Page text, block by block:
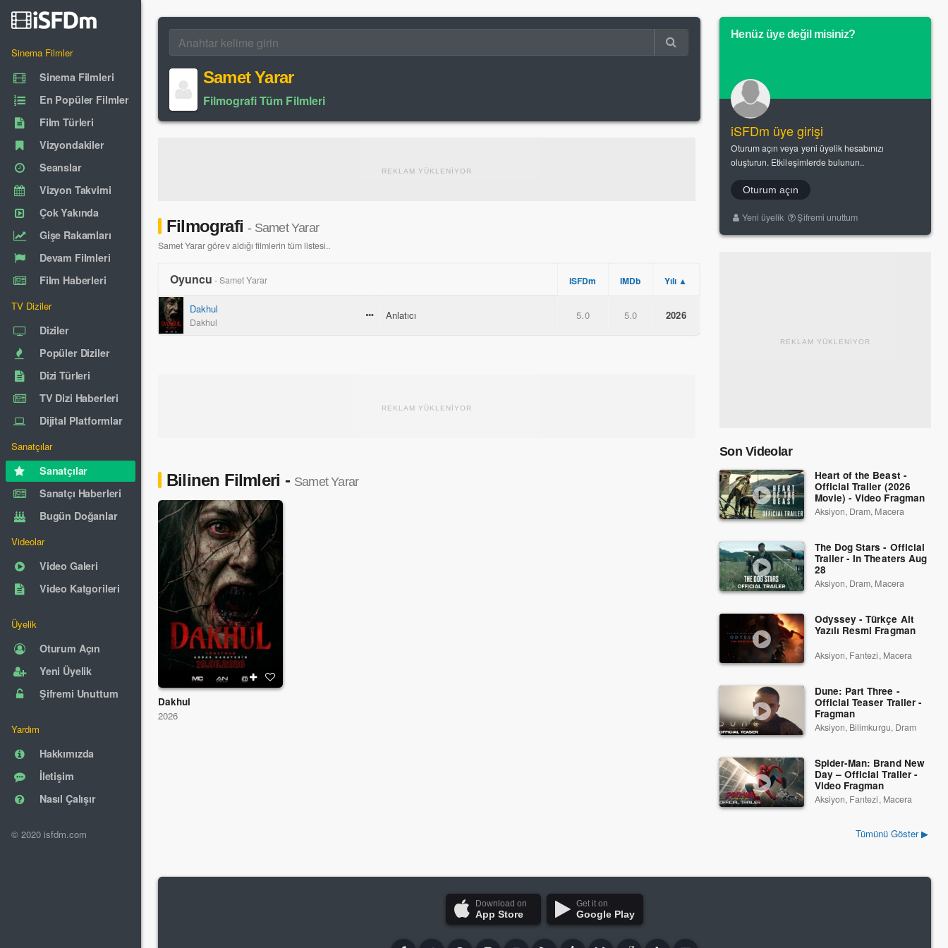
Sinema Filmler
Sinema Filmleri
En Popüler Filmler
Film Türleri
Vizyondakiler
Seanslar
Vizyon Takvimi
Çok Yakında
Gişe Rakamları
Devam Filmleri
Film Haberleri
TV Diziler
Diziler
Popüler Diziler
Dizi Türleri
TV Dizi Haberleri
Dijital Platformlar
Sanatçılar
Sanatçılar
Sanatçı Haberleri
Bugün Doğanlar
Videolar
Video Galeri
Video Katgorileri
Üyelik
Oturum Açın
Yeni Üyelik
Şifremi Unuttum
Yardım
Hakkımızda
İletişim
Nasıl Çalışır
© 2020 isfdm.com
Samet Yarar
Filmografi Tüm Filmleri
REKLAM YÜKLENİYOR
Filmografi- Samet Yarar
Samet Yarar görev aldığı filmlerin tüm listesi..
Oyuncu - Samet Yarar iSFDm IMDb Yılı ▲
Dakhul
Dakhul
Anlatıcı 5.0 5.0 2026
REKLAM YÜKLENİYOR
Bilinen Filmleri - Samet Yarar
Dakhul
2026
Henüz üye değil misiniz?
iSFDm üye girişi
Oturum açın veya yeni üyelik hesabınızı
oluşturun. Etkileşimlerde bulunun..
Oturum açın
Yeni üyelik Şifremi unuttum
REKLAM YÜKLENİYOR
Son Videolar
Heart of the Beast -
Official Trailer (2026
Movie) - Video Fragman
Aksiyon, Dram, Macera
The Dog Stars - Official
Trailer - In Theaters Aug
28
Aksiyon, Dram, Macera
Odyssey - Türkçe Alt
Yazılı Resmi Fragman
Aksiyon, Fantezi, Macera
Dune: Part Three -
Official Teaser Trailer -
Fragman
Aksiyon, Bilimkurgu, Dram
Spider-Man: Brand New
Day – Official Trailer -
Video Fragman
Aksiyon, Fantezi, Macera
Tümünü Göster ▶
Download on
App Store
Get it on
Google Play